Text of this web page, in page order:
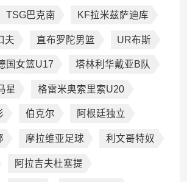
TSG巴克南 KF拉米兹萨迪库
夫 直布罗陀男篮 UR布斯
国女篮U17 塔林利华戴亚B队
星 格雷米奥索里索U20
伯克尔 阿根廷独立
摩拉维亚足球 利文哥特奴
阿拉吉夫杜塞提